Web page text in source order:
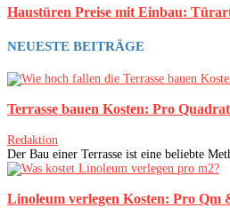
Haustüren Preise mit Einbau:
NEUESTE BEITRÄGE
Terrasse bauen Kosten: Pro
Redaktion
Der Bau einer Terrasse ist eine beliebte
Linoleum verlegen Kosten: Pro Qm